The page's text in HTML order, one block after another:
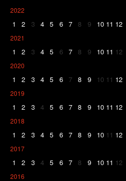
2022
1 2 3 4 5 6 7 8 9 10 11 12
2021
1 2 3 4 5 6 7 8 9 10 11 12
2020
1 2 3 4 5 6 7 8 9 10 11 12
2019
1 2 3 4 5 6 7 8 9 10 11 12
2018
1 2 3 4 5 6 7 8 9 10 11 12
2017
1 2 3 4 5 6 7 8 9 10 11 12
2016